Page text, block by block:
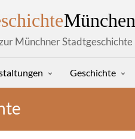
München
Münchner Stadtgeschichte
Geschichte